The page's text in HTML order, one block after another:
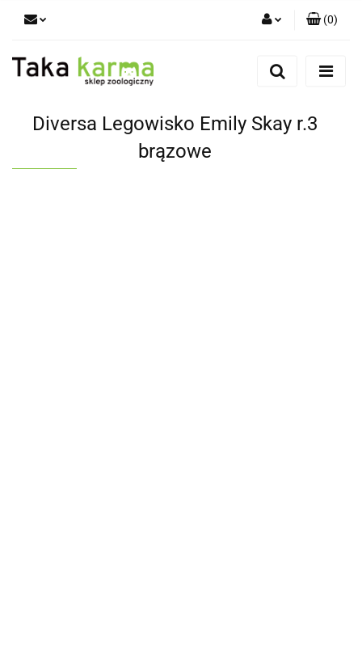
Zaloguj się
Zgody cookies
(0)
Diversa Legowisko Emily Skay r.3
brązowe